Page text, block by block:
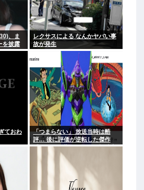
、ま
を披露
レクサスによる なんかヤバい事
故が発生
ておわ
「つまらない」 放送当時は酷
評… 後に評価が逆転した傑作
『ルパン三世』 再放送で視聴率
30%超え 誰もが知る名作に